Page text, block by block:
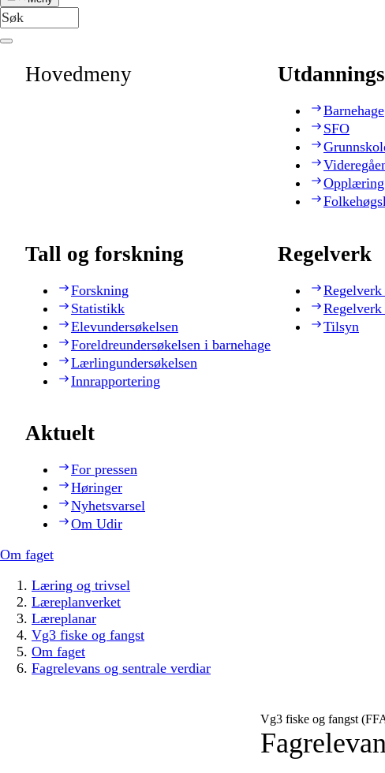
Hovedmeny
Barnehage
SFO
Tall og forskning
Forskning
Statistikk
Elevundersøkelsen
Foreldreundersøkelsen i barnehage
Lærlingundersøkelsen
Innrapportering
Regelverk
Tilsyn
Aktuelt
For pressen
Høringer
Nyhetsvarsel
Om Udir
Om faget
Læring og trivsel
Læreplanverket
Læreplanar
Vg3 fiske og fangst
Om faget
Fagrelevans og sentrale verdiar
Vg3 fiske og fangst